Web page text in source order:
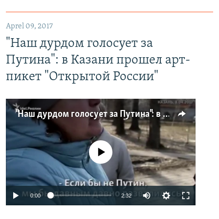
Aprel 09, 2017
"Наш дурдом голосует за
Путина": в Казани прошел арт-
пикет "Открытой России"
"Наш дурдом голосует за Путина": в Казани прошел арт-пикет "Открытой России"
No media source currently available
0:00 2:32